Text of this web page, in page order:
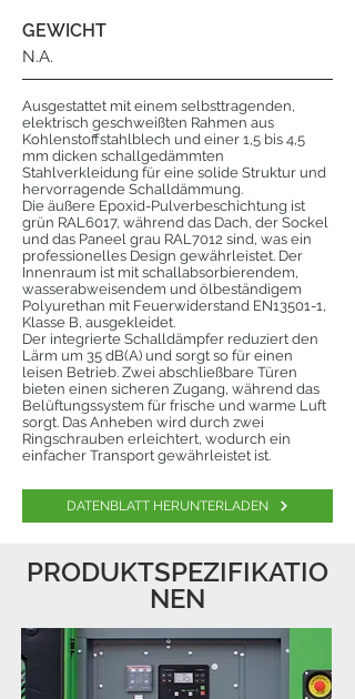
GEWICHT
N.A.
Ausgestattet mit einem selbsttragenden,
elektrisch geschweißten Rahmen aus
Kohlenstoffstahlblech und einer 1,5 bis 4,5
mm dicken schallgedämmten
Stahlverkleidung für eine solide Struktur und
hervorragende Schalldämmung.
Die äußere Epoxid-Pulverbeschichtung ist
grün RAL6017, während das Dach, der Sockel
und das Paneel grau RAL7012 sind, was ein
professionelles Design gewährleistet. Der
Innenraum ist mit schallabsorbierendem,
wasserabweisendem und ölbeständigem
Polyurethan mit Feuerwiderstand EN13501-1,
Klasse B, ausgekleidet.
Der integrierte Schalldämpfer reduziert den
Lärm um 35 dB(A) und sorgt so für einen
leisen Betrieb. Zwei abschließbare Türen
bieten einen sicheren Zugang, während das
Belüftungssystem für frische und warme Luft
sorgt. Das Anheben wird durch zwei
Ringschrauben erleichtert, wodurch ein
einfacher Transport gewährleistet ist.
DATENBLATT HERUNTERLADEN
PRODUKTSPEZIFIKATIO
NEN